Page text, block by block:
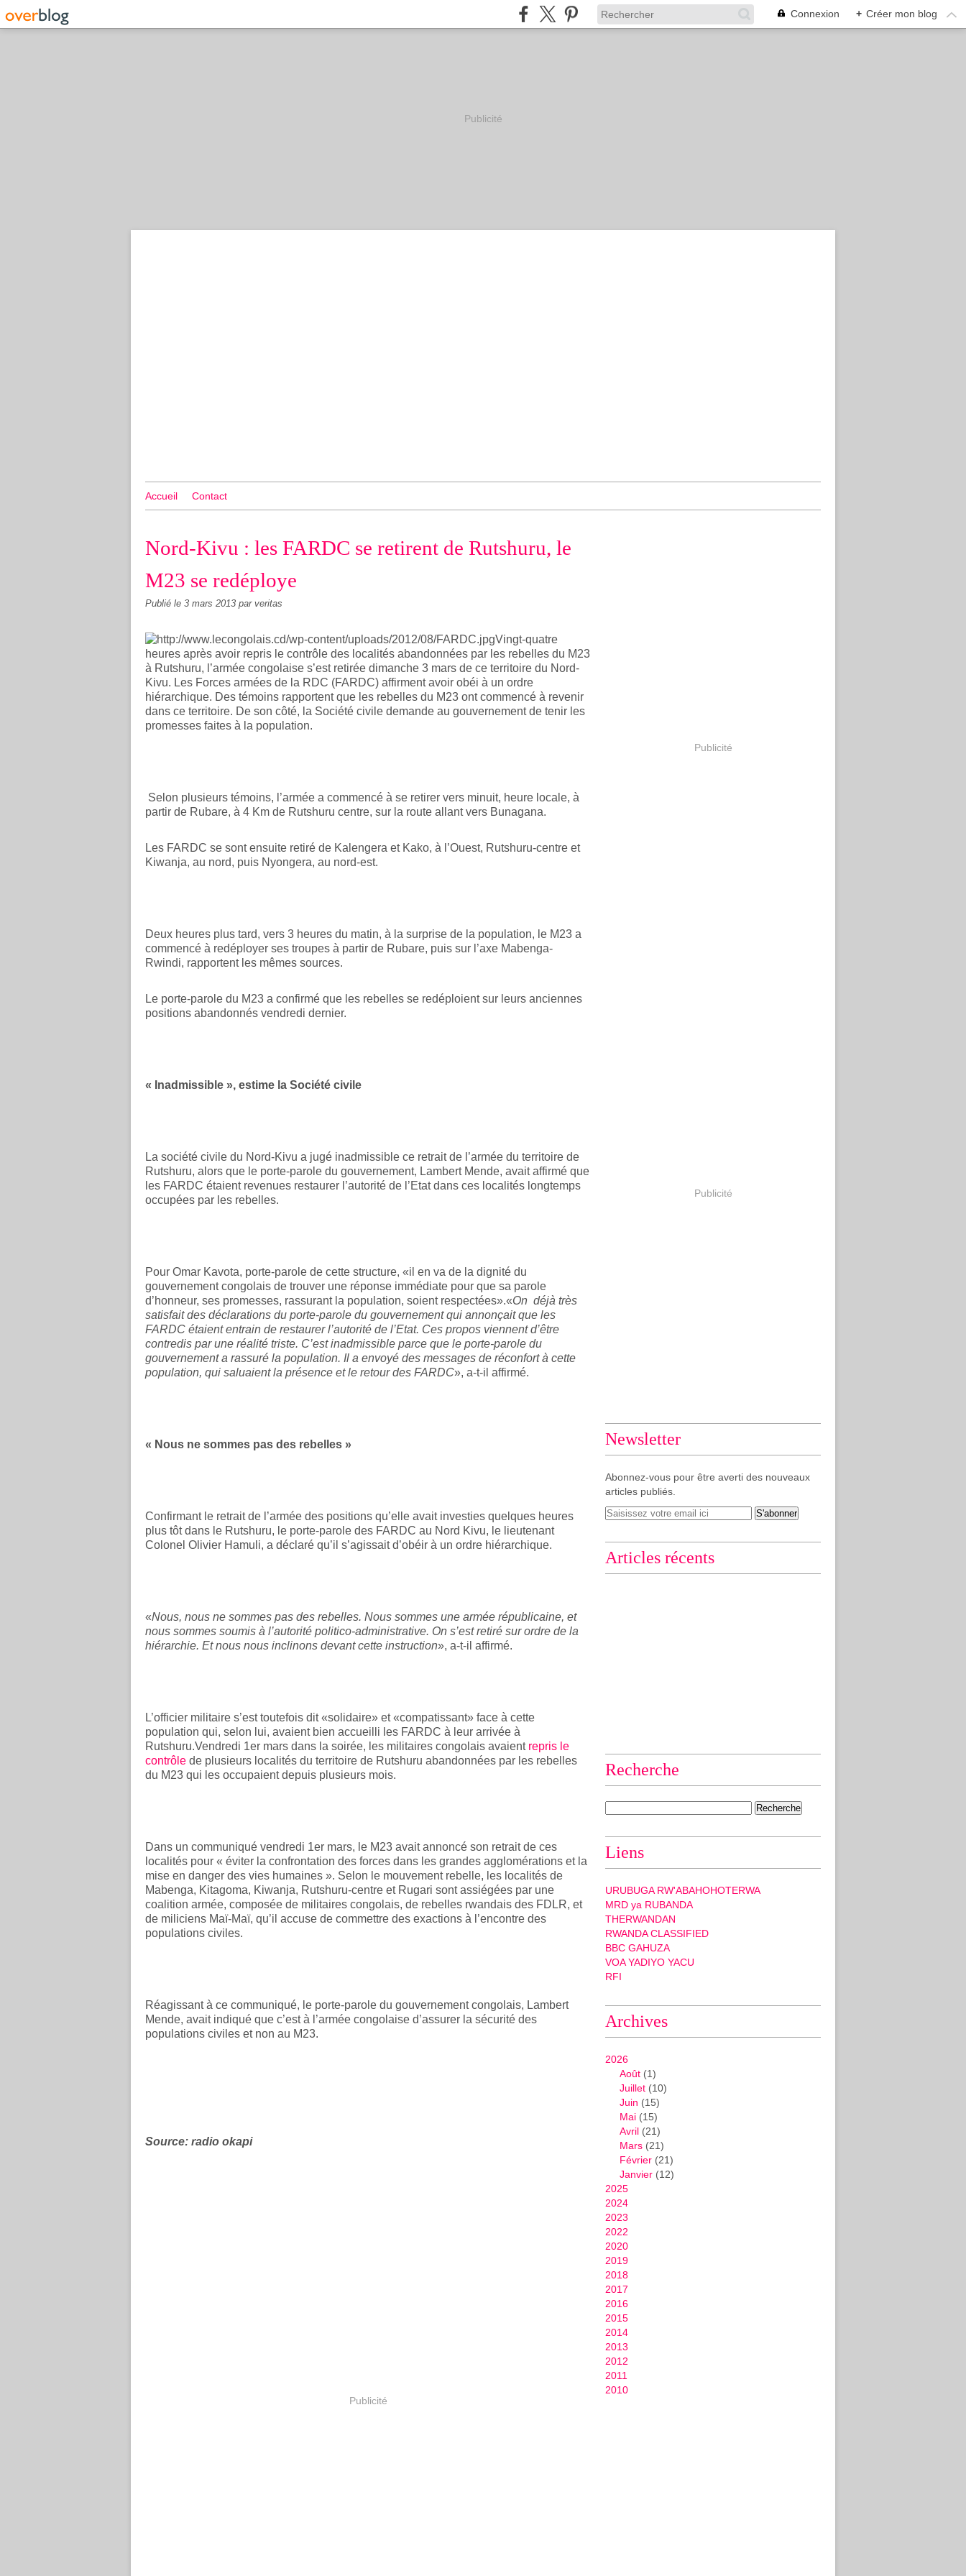
Connexion + Créer mon blog
Publicité
Accueil Contact
Nord-Kivu : les FARDC se retirent de Rutshuru, le
M23 se redéploye
Publié le 3 mars 2013 par veritas
Vingt-quatre
heures après avoir repris le contrôle des localités abandonnées par les rebelles du M23
à Rutshuru, l’armée congolaise s’est retirée dimanche 3 mars de ce territoire du Nord-
Kivu. Les Forces armées de la RDC (FARDC) affirment avoir obéi à un ordre
hiérarchique. Des témoins rapportent que les rebelles du M23 ont commencé à revenir
dans ce territoire. De son côté, la Société civile demande au gouvernement de tenir les
promesses faites à la population.
Selon plusieurs témoins, l’armée a commencé à se retirer vers minuit, heure locale, à
partir de Rubare, à 4 Km de Rutshuru centre, sur la route allant vers Bunagana.
Les FARDC se sont ensuite retiré de Kalengera et Kako, à l’Ouest, Rutshuru-centre et
Kiwanja, au nord, puis Nyongera, au nord-est.
Deux heures plus tard, vers 3 heures du matin, à la surprise de la population, le M23 a
commencé à redéployer ses troupes à partir de Rubare, puis sur l’axe Mabenga-
Rwindi, rapportent les mêmes sources.
Le porte-parole du M23 a confirmé que les rebelles se redéploient sur leurs anciennes
positions abandonnés vendredi dernier.
« Inadmissible », estime la Société civile
La société civile du Nord-Kivu a jugé inadmissible ce retrait de l’armée du territoire de
Rutshuru, alors que le porte-parole du gouvernement, Lambert Mende, avait affirmé que
les FARDC étaient revenues restaurer l’autorité de l’Etat dans ces localités longtemps
occupées par les rebelles.
Pour Omar Kavota, porte-parole de cette structure, «il en va de la dignité du
gouvernement congolais de trouver une réponse immédiate pour que sa parole
d’honneur, ses promesses, rassurant la population, soient respectées».«On déjà très
satisfait des déclarations du porte-parole du gouvernement qui annonçait que les
FARDC étaient entrain de restaurer l’autorité de l’Etat. Ces propos viennent d’être
contredis par une réalité triste. C’est inadmissible parce que le porte-parole du
gouvernement a rassuré la population. Il a envoyé des messages de réconfort à cette
population, qui saluaient la présence et le retour des FARDC», a-t-il affirmé.
« Nous ne sommes pas des rebelles »
Confirmant le retrait de l’armée des positions qu’elle avait investies quelques heures
plus tôt dans le Rutshuru, le porte-parole des FARDC au Nord Kivu, le lieutenant
Colonel Olivier Hamuli, a déclaré qu’il s’agissait d’obéir à un ordre hiérarchique.
«Nous, nous ne sommes pas des rebelles. Nous sommes une armée républicaine, et
nous sommes soumis à l’autorité politico-administrative. On s’est retiré sur ordre de la
hiérarchie. Et nous nous inclinons devant cette instruction», a-t-il affirmé.
L’officier militaire s’est toutefois dit «solidaire» et «compatissant» face à cette
population qui, selon lui, avaient bien accueilli les FARDC à leur arrivée à
Rutshuru.Vendredi 1er mars dans la soirée, les militaires congolais avaient repris le
contrôle de plusieurs localités du territoire de Rutshuru abandonnées par les rebelles
du M23 qui les occupaient depuis plusieurs mois.
Dans un communiqué vendredi 1er mars, le M23 avait annoncé son retrait de ces
localités pour « éviter la confrontation des forces dans les grandes agglomérations et la
mise en danger des vies humaines ». Selon le mouvement rebelle, les localités de
Mabenga, Kitagoma, Kiwanja, Rutshuru-centre et Rugari sont assiégées par une
coalition armée, composée de militaires congolais, de rebelles rwandais des FDLR, et
de miliciens Maï-Maï, qu’il accuse de commettre des exactions à l’encontre des
populations civiles.
Réagissant à ce communiqué, le porte-parole du gouvernement congolais, Lambert
Mende, avait indiqué que c’est à l’armée congolaise d’assurer la sécurité des
populations civiles et non au M23.
Source: radio okapi
Publicité
Publicité
Publicité
Newsletter
Abonnez-vous pour être averti des nouveaux
articles publiés.
Articles récents
Recherche
Liens
URUBUGA RW'ABAHOHOTERWA
MRD ya RUBANDA
THERWANDAN
RWANDA CLASSIFIED
BBC GAHUZA
VOA YADIYO YACU
RFI
Archives
2026
Août (1)
Juillet (10)
Juin (15)
Mai (15)
Avril (21)
Mars (21)
Février (21)
Janvier (12)
2025
2024
2023
2022
2020
2019
2018
2017
2016
2015
2014
2013
2012
2011
2010